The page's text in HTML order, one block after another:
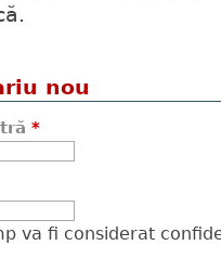
nou
*
va fi considerat